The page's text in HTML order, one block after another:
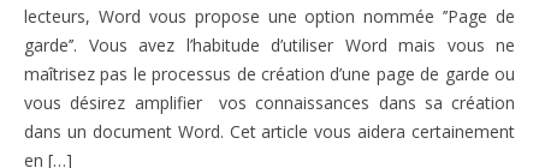
lecteurs, Word vous propose une option nommée ’’Page de
garde’’. Vous avez l’habitude d’utiliser Word mais vous ne
maîtrisez pas le processus de création d’une page de garde ou
vous désirez amplifier vos connaissances dans sa création
dans un document Word. Cet article vous aidera certainement
en […]